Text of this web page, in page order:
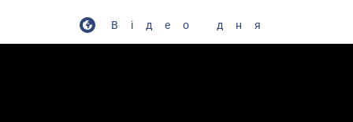
Відео дня